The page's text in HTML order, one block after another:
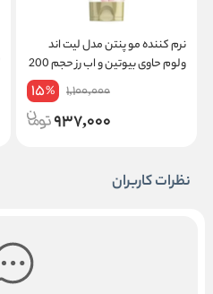
نرم کننده مو پنتن مدل لیت اند
ولوم حاوی بیوتین و اب رز حجم 200
1,100,000
15%
937,000
نظرات کاربران